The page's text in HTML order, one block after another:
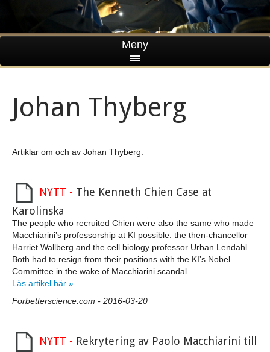
Meny
MACCHIARINI
J-Å GUSTAFSSON
M. INGVAR
THYBERG
VÄNSKAPSKORRUPTION
ETIK
NKS
ÖVRIGT
Johan Thyberg
Artiklar om och av Johan Thyberg.
NYTT - The Kenneth Chien Case at
Karolinska
The people who recruited Chien were also the same who made
Macchiarini’s professorship at KI possible: the then-chancellor
Harriet Wallberg and the cell biology professor Urban Lendahl.
Both had to resign from their positions with the KI’s Nobel
Committee in the wake of Macchiarini scandal
Läs artikel här »
Forbetterscience.com - 2016-03-20
NYTT - Rekrytering av Paolo Macchiarini till